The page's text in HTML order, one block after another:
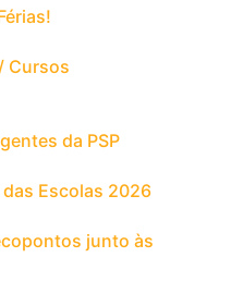
Cursos
da PSP
Escolas 2026
junto às